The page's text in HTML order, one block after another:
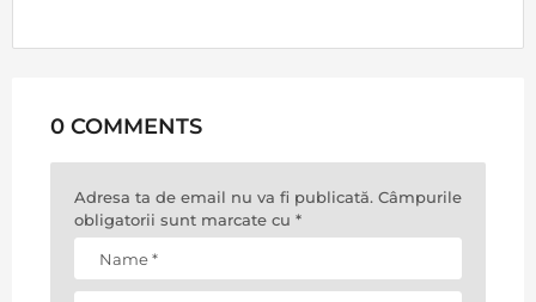
0 COMMENTS
Adresa ta de email nu va fi publicată. Câmpurile
obligatorii sunt marcate cu *